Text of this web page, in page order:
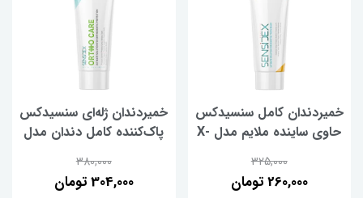
خمیردندان کامل سنسیدکس
حاوی ساینده ملایم مدل X-
325,000
260,000 تومان
خمیردندان ژله‌ای سنسیدکس
پاک‌کننده کامل دندان مدل
380,000
304,000 تومان